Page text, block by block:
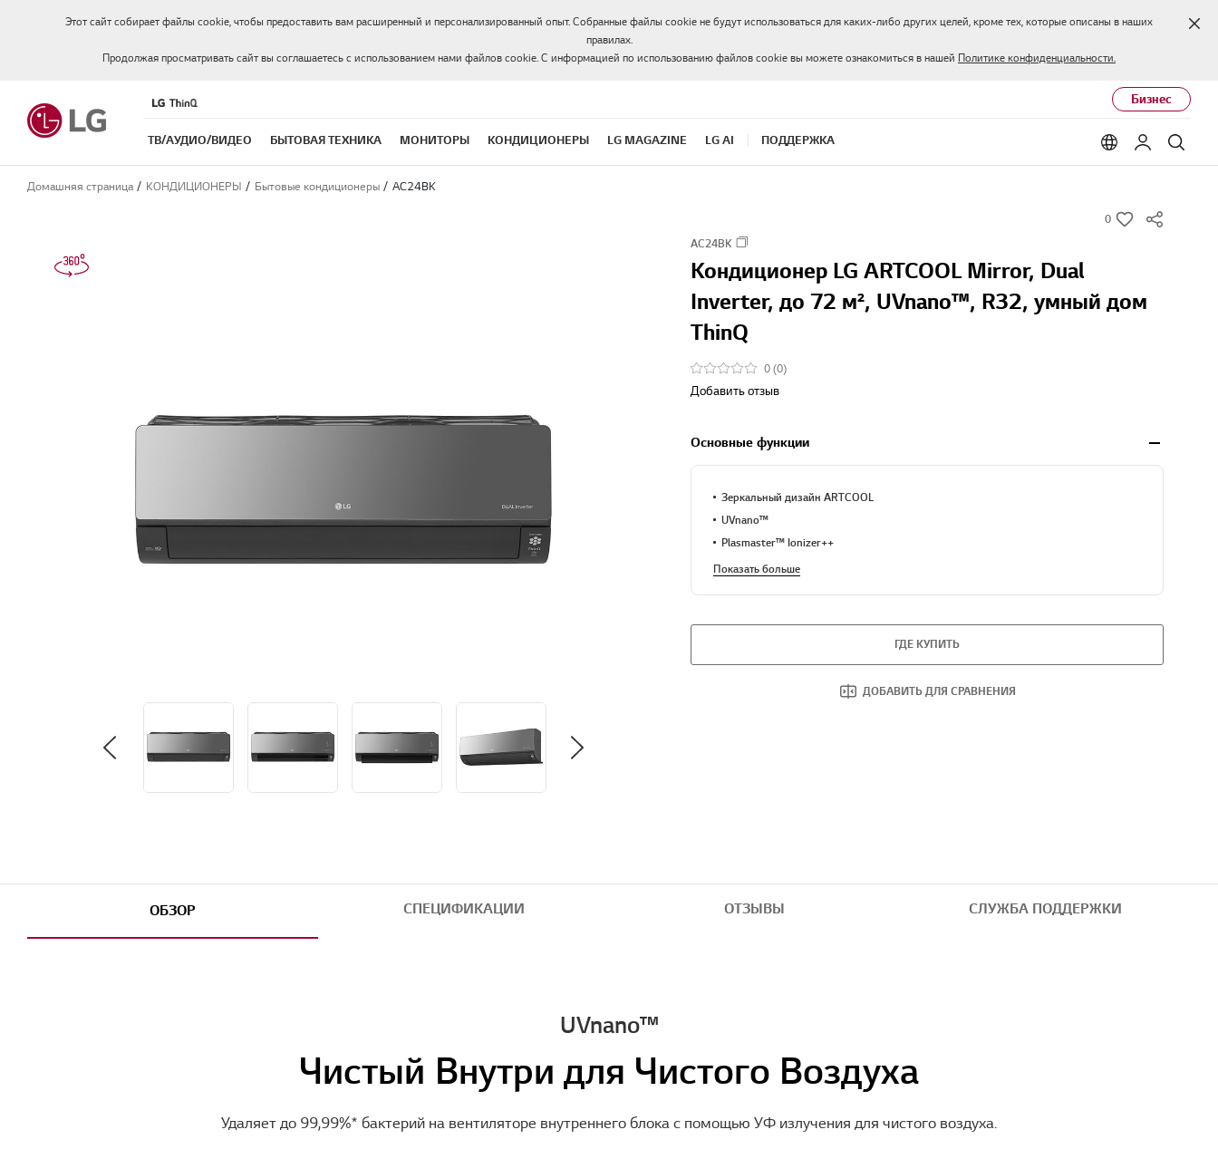
Этот сайт собирает файлы cookie, чтобы предоставить вам расширенный и персонализированный опыт. Собранные файлы cookie не будут использоваться для каких-либо других целей, кроме тех, которые описаны в наших
правилах.
Продолжая просматривать сайт вы соглашаетесь с использованием нами файлов cookie. С информацией по использованию файлов cookie вы можете ознакомиться в нашей Политике конфиденциальности.
Бизнес
ТВ/АУДИО/ВИДЕО БЫТОВАЯ ТЕХНИКА МОНИТОРЫ КОНДИЦИОНЕРЫ LG MAGAZINE LG AI ПОДДЕРЖКА Language options
Мой LG
Домашняя страница КОНДИЦИОНЕРЫ Бытовые кондиционеры AC24BK
0
w
h
AC24BK
Кондиционер LG ARTCOOL Mirror, Dual
Inverter, до 72 м², UVnano™, R32, умный дом
ThinQ
0 (0)
Добавить отзыв
Основные функции
Зеркальный дизайн ARTCOOL
UVnano™
Plasmaster™ Ionizer++
Показать больше
ГДЕ КУПИТЬ
ДОБАВИТЬ ДЛЯ СРАВНЕНИЯ
ОБЗОР СПЕЦИФИКАЦИИ ОТЗЫВЫ СЛУЖБА ПОДДЕРЖКИ
UVnano™
Чистый Внутри для Чистого Воздуха
Удаляет до 99,99%* бактерий на вентиляторе внутреннего блока с помощью УФ излучения для чистого воздуха.